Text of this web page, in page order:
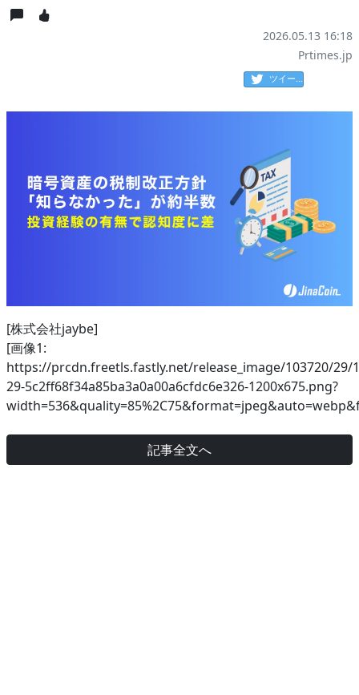
2026.05.13 16:18
Prtimes.jp
ツイート
[株式会社jaybe]
[画像1:
https://prcdn.freetls.fastly.net/release_image/103720/29/
29-5c2ff68f34a85ba3a0a00a6cfdc6e326-1200x675.png?
記事全文へ